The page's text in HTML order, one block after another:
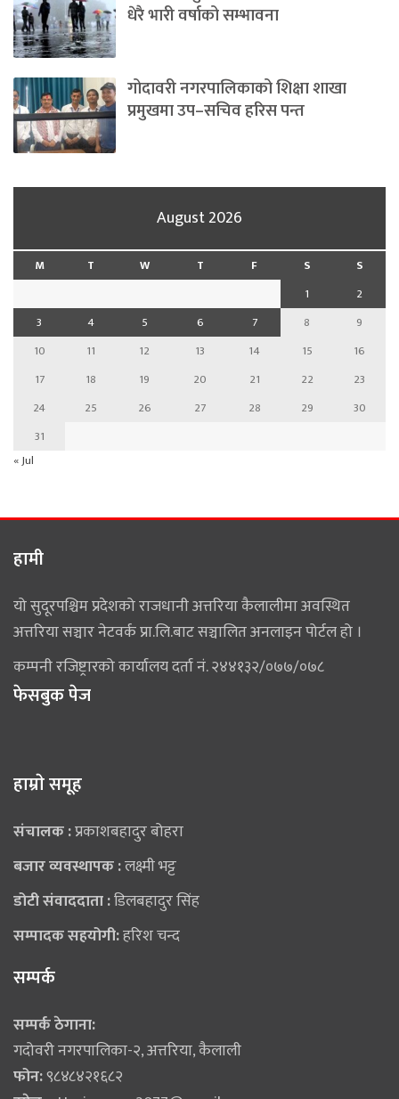
धेरै भारी वर्षाको सम्भावना
गोदावरी नगरपालिकाको शिक्षा शाखा
प्रमुखमा उप–सचिव हरिस पन्त
August 2026
M T W T F S
S
1
2
3
4 5 6 7 8
9
10
11 12 13 14 15
16
17
18 19 20 21 22
23
24
25 26 27 28 29
30
31
« Jul
हामी
यो सुदूरपश्चिम प्रदेशको राजधानी अत्तरिया कैलालीमा अवस्थित
अत्तरिया सञ्चार नेटवर्क प्रा.लि.बाट सञ्चालित अनलाइन पोर्टल हो ।
कम्पनी रजिष्ट्रारको कार्यालय दर्ता नं. २४४१३२/०७७/०७८
फेसबुक पेज
हाम्राे समूह
संचालक :प्रकाशबहादुर बोहरा
बजार व्यवस्थापक :लक्ष्मी भट्ट
डोटी संवाददाता :डिलबहादुर सिंह
सम्पादक सहयोगी:हरिश चन्द
सम्पर्क
सम्पर्क ठेगाना:
गदोवरी नगरपालिका-२, अत्तरिया, कैलाली
फोन:९८४८४२१६८२